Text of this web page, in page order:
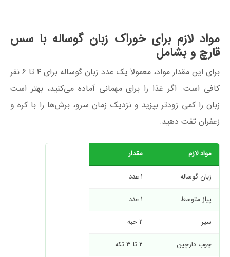
مواد لازم برای خوراک زبان گوساله با سس
قارچ و بشامل
برای این مقدار مواد، معمولاً یک عدد زبان گوساله برای ۴ تا ۶ نفر
کافی است. اگر غذا را برای مهمانی آماده می‌کنید، بهتر است
زبان را کمی زودتر بپزید و نزدیک زمان سرو، برش‌ها را با کره و
زعفران تفت دهید.
مواد لازم مقدار
زبان گوساله
۱ عدد
پیاز متوسط
۱ عدد
سیر
۲ حبه
چوب دارچین
۲ تا ۳ تکه